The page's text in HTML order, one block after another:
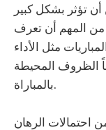
أن تؤثر بشكل كبير
من المهم أن تعرف
مثل الأداء
الظروف المحيطة
بالمباراة.
احتمالات الرهان